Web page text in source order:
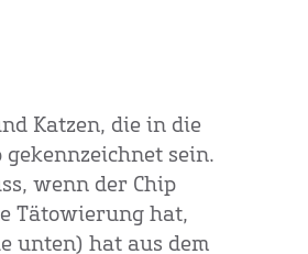
Katzen, die in die
sein.
wenn der Chip
Tätowierung hat,
unten) hat aus dem